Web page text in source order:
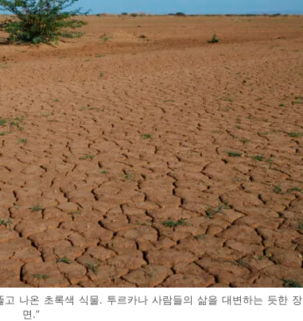
나온 초록색 식물. 투르카나 사람들의 삶을 대변하는 듯한 장
면.”